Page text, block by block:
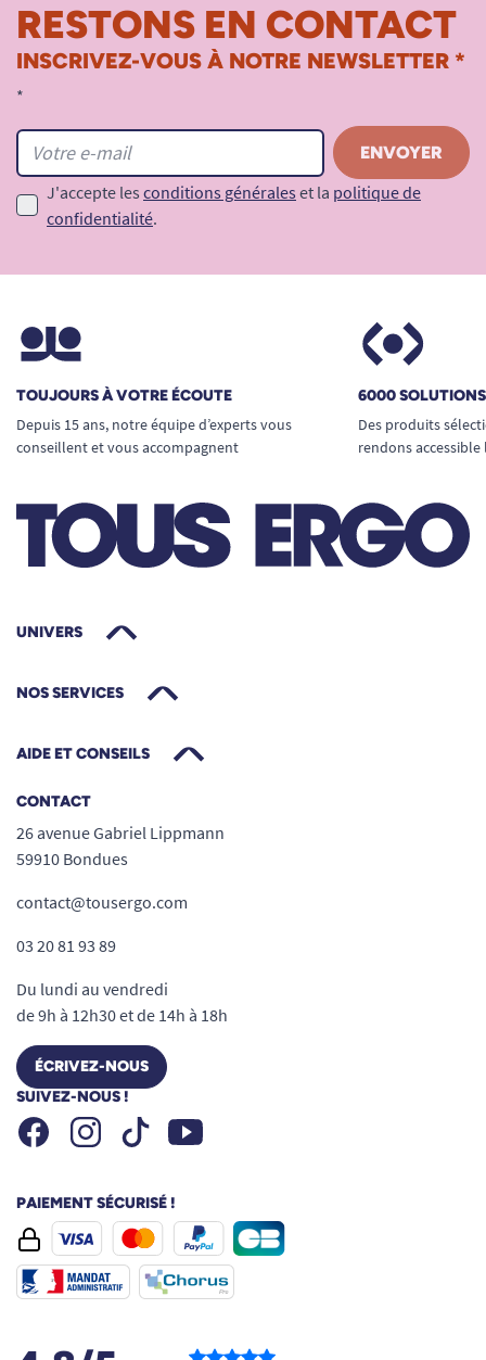
RESTONS EN CONTACT
INSCRIVEZ-VOUS À NOTRE NEWSLETTER *
*
J'accepte les conditions générales et la politique de
confidentialité.
TOUJOURS À VOTRE ÉCOUTE
Depuis 15 ans, notre équipe d’experts vous
conseillent et vous accompagnent
6000
Des produits
rendons
UNIVERS
NOS SERVICES
AIDE ET CONSEILS
CONTACT
26 avenue Gabriel Lippmann
59910 Bondues
contact@tousergo.com
03 20 81 93 89
Du lundi au vendredi
de 9h à 12h30 et de 14h à 18h
ÉCRIVEZ-NOUS
SUIVEZ-NOUS !
FacebookInstagramTiktok Youtube
PAIEMENT SÉCURISÉ !